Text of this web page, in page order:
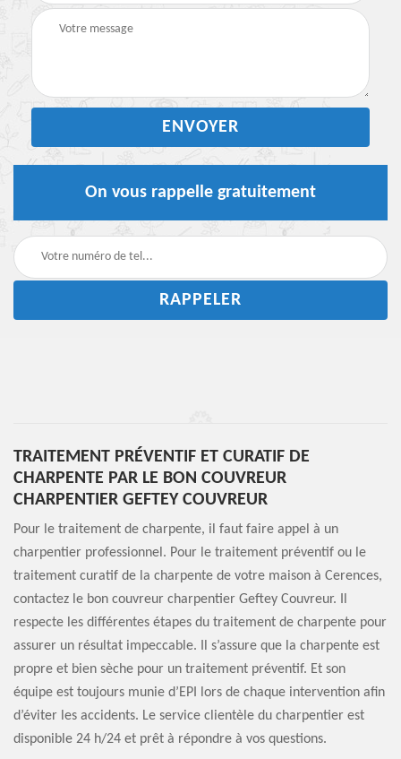
On vous rappelle gratuitement
TRAITEMENT PRÉVENTIF ET CURATIF DE
CHARPENTE PAR LE BON COUVREUR
CHARPENTIER GEFTEY COUVREUR
Pour le traitement de charpente, il faut faire appel à un
charpentier professionnel. Pour le traitement préventif ou le
traitement curatif de la charpente de votre maison à Cerences,
contactez le bon couvreur charpentier Geftey Couvreur. Il
respecte les différentes étapes du traitement de charpente pour
assurer un résultat impeccable. Il s’assure que la charpente est
propre et bien sèche pour un traitement préventif. Et son
équipe est toujours munie d’EPI lors de chaque intervention afin
d’éviter les accidents. Le service clientèle du charpentier est
disponible 24 h/24 et prêt à répondre à vos questions.